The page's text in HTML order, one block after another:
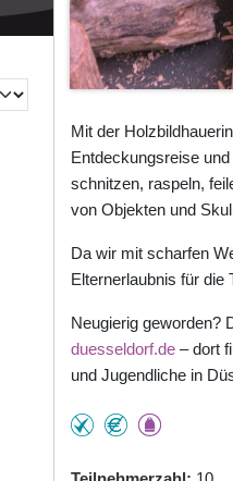
Mit der
Entdeckungsreise
schnitzen, raspeln,
von Objekten und
Da wir mit scharfen
Elternerlaubnis für die
Neugierig geworden?
duesseldorf.de– dort
und Jugendliche in